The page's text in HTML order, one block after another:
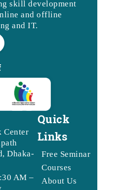
skill development
and offline
and IT.
Center
Dhaka-
AM –
Quick
Links
Free Seminar
Courses
About Us